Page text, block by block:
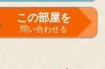
この部屋を
問い合わせる